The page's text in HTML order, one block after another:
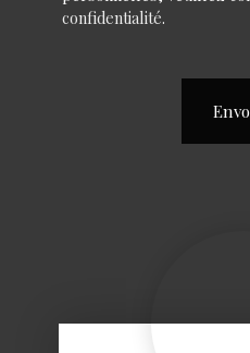
confidentialité.